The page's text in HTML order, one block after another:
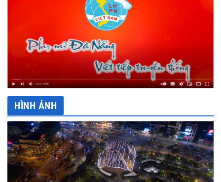
HÌNH ẢNH